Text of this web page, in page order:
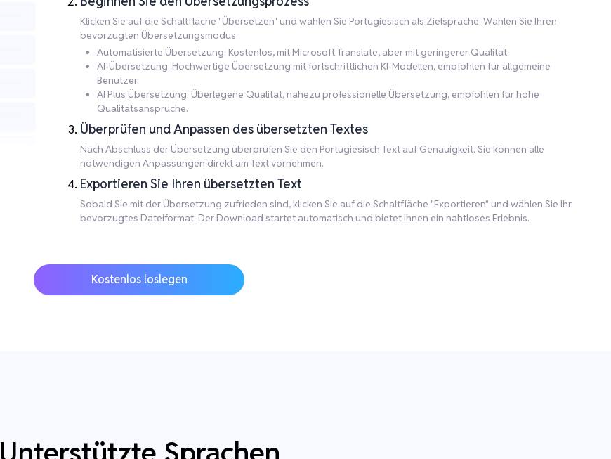
Klicken Sie auf die Schaltfläche "Übersetzen" und wählen Sie Portugiesisch als Zielsprache. Wählen Sie Ihren
bevorzugten Übersetzungsmodus:
Automatisierte Übersetzung: Kostenlos, mit Microsoft Translate, aber mit geringerer Qualität.
AI-Übersetzung: Hochwertige Übersetzung mit fortschrittlichen KI-Modellen, empfohlen für allgemeine
Benutzer.
AI Plus Übersetzung: Überlegene Qualität, nahezu professionelle Übersetzung, empfohlen für hohe
Qualitätsansprüche.
Überprüfen und Anpassen des übersetzten Textes
Nach Abschluss der Übersetzung überprüfen Sie den Portugiesisch Text auf Genauigkeit. Sie können alle
notwendigen Anpassungen direkt am Text vornehmen.
Exportieren Sie Ihren übersetzten Text
Sobald Sie mit der Übersetzung zufrieden sind, klicken Sie auf die Schaltfläche "Exportieren" und wählen Sie Ihr
bevorzugtes Dateiformat. Der Download startet automatisch und bietet Ihnen ein nahtloses Erlebnis.
Kostenlos loslegen